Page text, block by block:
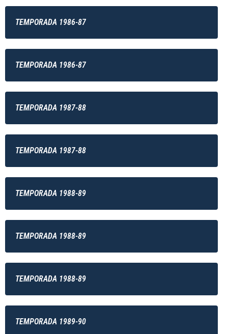
TEMPORADA 1986-87
TEMPORADA 1986-87
TEMPORADA 1987-88
TEMPORADA 1987-88
TEMPORADA 1988-89
TEMPORADA 1988-89
TEMPORADA 1988-89
TEMPORADA 1989-90